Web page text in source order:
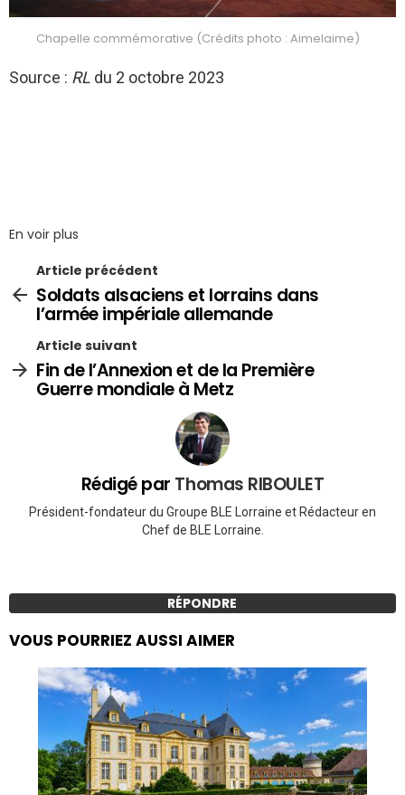
Chapelle commémorative (Crédits photo : Aimelaime)
Source : RL du 2 octobre 2023
En voir plus
Article précédent
Soldats alsaciens et lorrains dans
l’armée impériale allemande
Article suivant
Fin de l’Annexion et de la Première
Guerre mondiale à Metz
Rédigé par Thomas RIBOULET
Président-fondateur du Groupe BLE Lorraine et Rédacteur en
Chef de BLE Lorraine.
RÉPONDRE
VOUS POURRIEZ AUSSI AIMER